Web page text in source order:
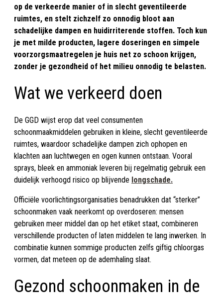
op de verkeerde manier of in slecht geventileerde
ruimtes, en stelt zichzelf zo onnodig bloot aan
schadelijke dampen en huidirriterende stoffen. Toch kun
je met milde producten, lagere doseringen en simpele
voorzorgsmaatregelen je huis net zo schoon krijgen,
zonder je gezondheid of het milieu onnodig te belasten.
Wat we verkeerd doen
De GGD wijst erop dat veel consumenten
schoonmaakmiddelen gebruiken in kleine, slecht geventileerde
ruimtes, waardoor schadelijke dampen zich ophopen en
klachten aan luchtwegen en ogen kunnen ontstaan. Vooral
sprays, bleek en ammoniak leveren bij regelmatig gebruik een
duidelijk verhoogd risico op blijvende longschade.
Officiële voorlichtingsorganisaties benadrukken dat “sterker”
schoonmaken vaak neerkomt op overdoseren: mensen
gebruiken meer middel dan op het etiket staat, combineren
verschillende producten of laten middelen te lang inwerken. In
combinatie kunnen sommige producten zelfs giftig chloorgas
vormen, dat meteen op de ademhaling slaat.
Gezond schoonmaken in de